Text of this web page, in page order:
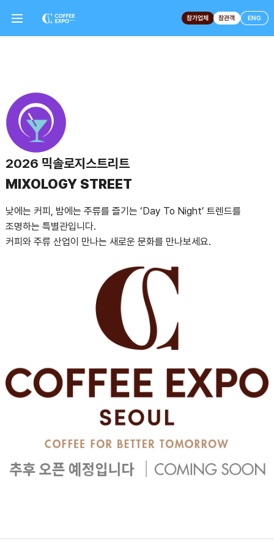
참가업체 참관객 ENG
2026 믹솔로지스트리트
MIXOLOGY STREET
낮에는 커피, 밤에는 주류를 즐기는 ‘Day To Night’ 트렌드를
조명하는 특별관입니다.
커피와 주류 산업이 만나는 새로운 문화를 만나보세요.